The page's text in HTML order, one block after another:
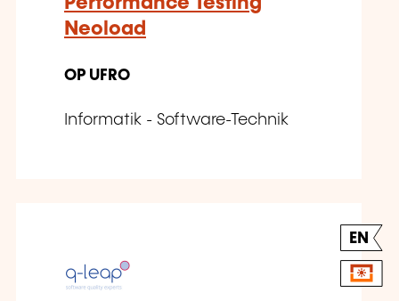
Neoload
OP UFRO
Informatik - Software-Technik
EN